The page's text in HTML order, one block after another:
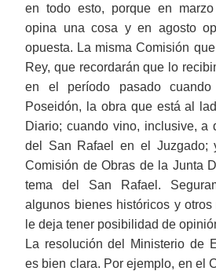
en todo esto, porque en
opina una cosa y en agosto
opuesta. La misma Comisión
Rey, que recordarán que lo
en el período pasado
Poseidón, la obra que está al
Diario; cuando vino, inclusive, a
del San Rafael en el Juzgado;
Comisión de Obras de la Junta
tema del San Rafael.
algunos bienes históricos y
le deja tener posibilidad de
La resolución del Ministerio de
es bien clara. Por ejemplo, en el